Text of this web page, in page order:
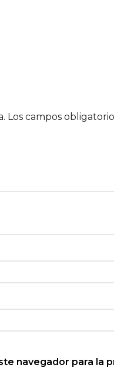
Los campos
navegador para la